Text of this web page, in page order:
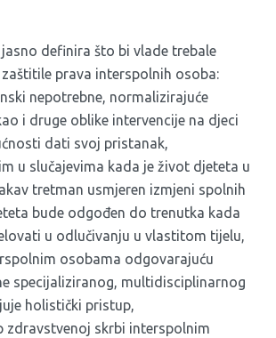
definira što bi vlade trebale
prava interspolnih osoba:
nepotrebne, normalizirajuće
i druge oblike intervencije na djeci
dati svoj pristanak,
u slučajevima kada je život djeteta u
tretman usmjeren izmjeni spolnih
bude odgođen do trenutka kada
u odlučivanju u vlastitom tijelu,
osobama odgovarajuću
specijaliziranog, multidisciplinarnog
holistički pristup,
zdravstvenoj skrbi interspolnim